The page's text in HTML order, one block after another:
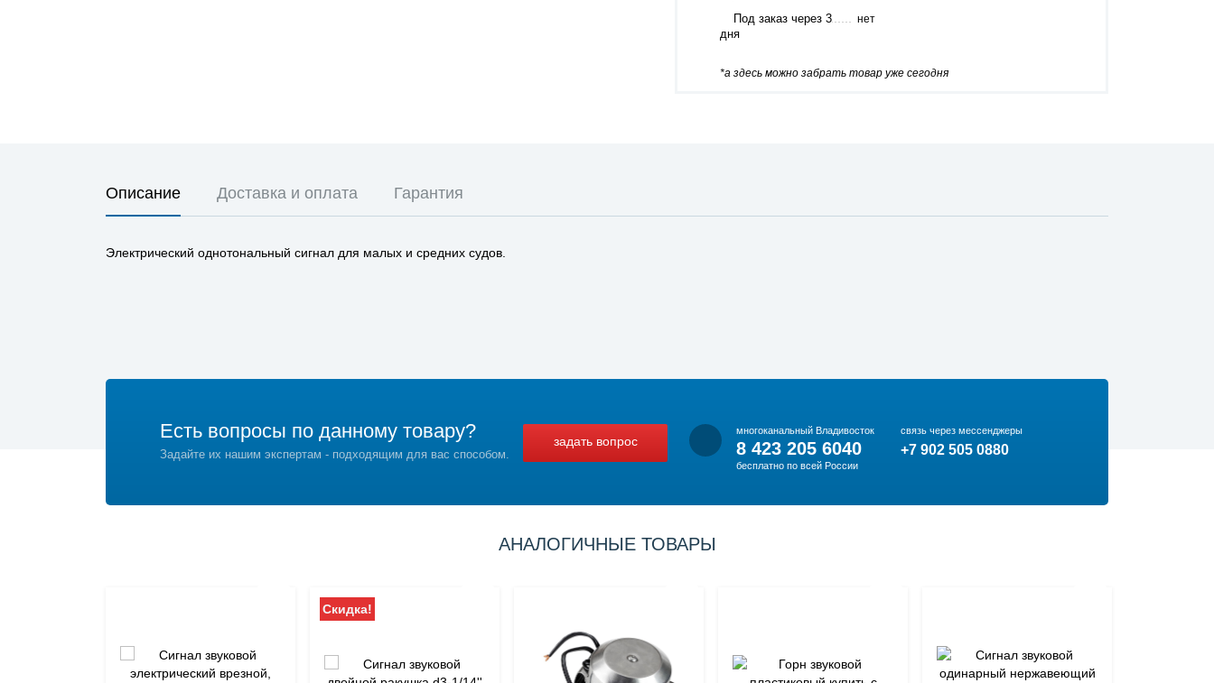
Под заказ через 3
дня
нет
*а здесь можно забрать товар уже сегодня
Описание Доставка и оплата Гарантия
Электрический однотональный сигнал для малых и средних судов.
Есть вопросы по данному товару?
Задайте их нашим экспертам - подходящим для вас способом.
задать вопрос
многоканальный Владивосток
8 423 205 6040
бесплатно по всей России
связь через мессенджеры
+7 902 505 0880
АНАЛОГИЧНЫЕ ТОВАРЫ
Скидка!